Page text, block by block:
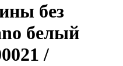
без
белый
/